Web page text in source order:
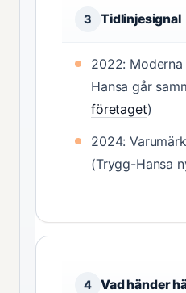
3 Tidlinjesignal
2022:
Hansa går
företaget)
2024:
(Trygg-Hansa
4 Vad händer